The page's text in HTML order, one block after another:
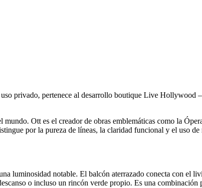
privado, pertenece al desarrollo boutique Live Hollywood
Ott es el creador de obras emblemáticas como la
por la pureza de líneas, la claridad funcional y el uso
luminosidad notable. El balcón aterrazado conecta con el
o incluso un rincón verde propio. Es una